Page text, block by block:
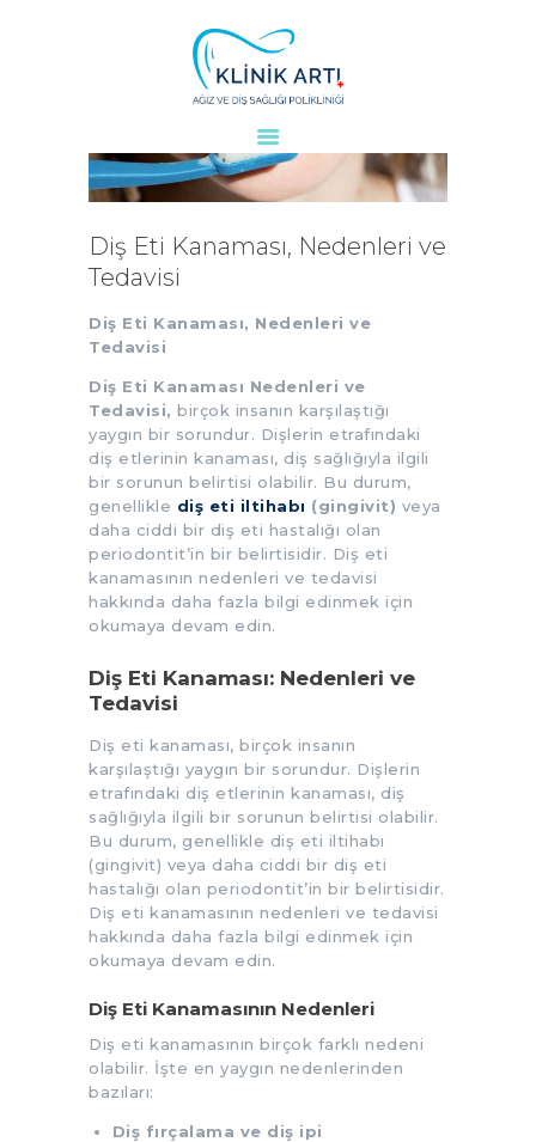
ANASAYFA
KURUMSAL
TEDAVILER
KVKK
METNI
BLOG
KLINIĞIMIZ
İLETIŞIM
Diş Eti Kanaması, Nedenleri ve
Tedavisi
Diş Eti Kanaması, Nedenleri ve
Tedavisi
Diş Eti Kanaması Nedenleri ve
Tedavisi, birçok insanın karşılaştığı
yaygın bir sorundur. Dişlerin etrafındaki
diş etlerinin kanaması, diş sağlığıyla ilgili
bir sorunun belirtisi olabilir. Bu durum,
genellikle diş eti iltihabı (gingivit) veya
daha ciddi bir diş eti hastalığı olan
periodontit’in bir belirtisidir. Diş eti
kanamasının nedenleri ve tedavisi
hakkında daha fazla bilgi edinmek için
okumaya devam edin.
Diş Eti Kanaması: Nedenleri ve
Tedavisi
Diş eti kanaması, birçok insanın
karşılaştığı yaygın bir sorundur. Dişlerin
etrafındaki diş etlerinin kanaması, diş
sağlığıyla ilgili bir sorunun belirtisi olabilir.
Bu durum, genellikle diş eti iltihabı
(gingivit) veya daha ciddi bir diş eti
hastalığı olan periodontit’in bir belirtisidir.
Diş eti kanamasının nedenleri ve tedavisi
hakkında daha fazla bilgi edinmek için
okumaya devam edin.
Diş Eti Kanamasının Nedenleri
Diş eti kanamasının birçok farklı nedeni
olabilir. İşte en yaygın nedenlerinden
bazıları:
Diş fırçalama ve diş ipi